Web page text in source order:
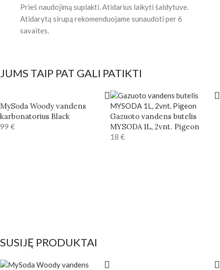
Prieš naudojimą suplakti. Atidarius laikyti šaldytuve.
Atidarytą sirupą rekomenduojame sunaudoti per 6
savaites.
JUMS TAIP PAT GALI PATIKTI
MySoda Woody vandens
karbonatorius Black
99 €
Gazuoto vandens butelis
MYSODA 1L, 2vnt. Pigeon
18 €
SUSIJĘ PRODUKTAI